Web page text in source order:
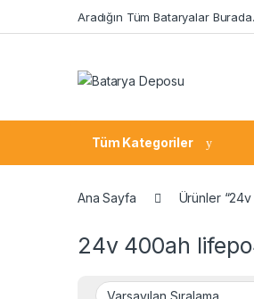
Aradığın Tüm Bataryalar
Tüm Kategoriler
Ana Sayfa Ürünler
24v 400ah